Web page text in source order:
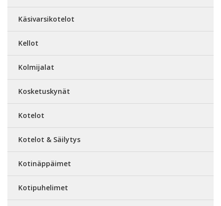
Käsivarsikotelot
Kellot
Kolmijalat
Kosketuskynät
Kotelot
Kotelot & Säilytys
Kotinäppäimet
Kotipuhelimet